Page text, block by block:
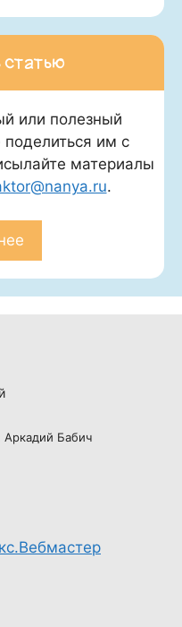
или полезный
им с
материалы
.
Бабич